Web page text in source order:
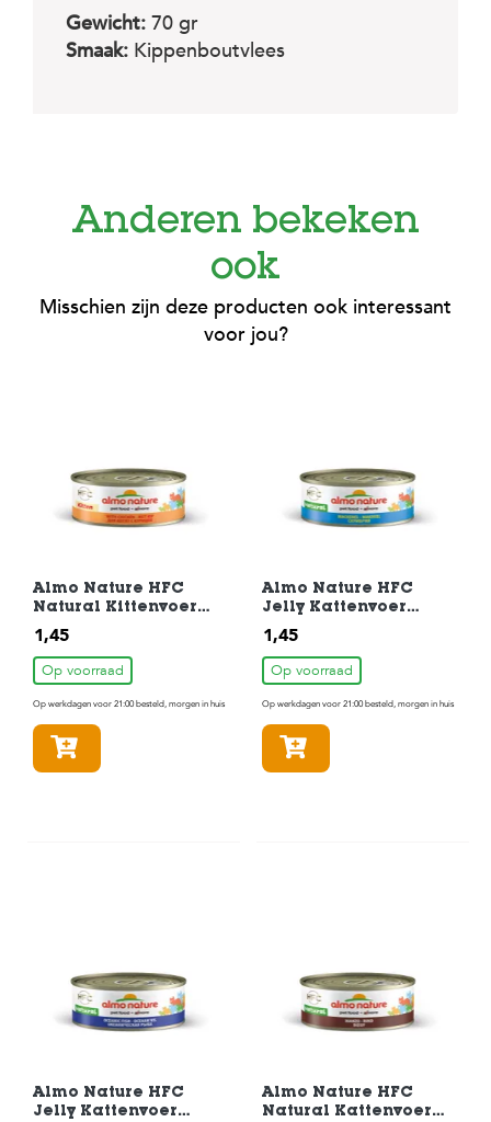
Gewicht: 70 gr
Smaak: Kippenboutvlees
Anderen bekeken
ook
Misschien zijn deze producten ook interessant
voor jou?
Almo Nature HFC
Natural Kittenvoer
Kip 70gr
1,45
Op voorraad
Op werkdagen voor 21:00 besteld, morgen in huis
Almo Nature HFC
Jelly Kattenvoer
Makreel 70gr
1,45
Op voorraad
Op werkdagen voor 21:00 besteld, morgen in huis
Almo Nature HFC
Jelly Kattenvoer
Almo Nature HFC
Natural Kattenvoer